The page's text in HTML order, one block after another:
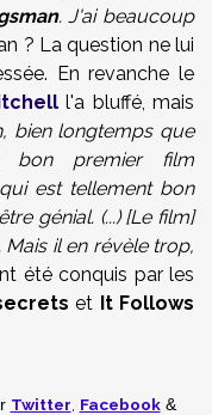
. J'ai beaucoup
? La question ne lui
En revanche le
l'a bluffé, mais
bien longtemps que
premier film
est tellement bon
génial. (...) [Le film]
il en révèle trop,
été conquis par les
et It Follows
Twitter Facebook&